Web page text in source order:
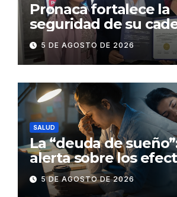
Pronaca fortalece la
seguridad de su
suministro con
BASC en dos plantas
5 DE AGOSTO DE 2026
SALUD
La “deuda de
alerta sobre los
dormir mal en la
mental
5 DE AGOSTO DE 2026